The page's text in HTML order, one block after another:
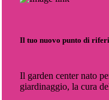
Il tuo nuovo punto di
Il garden center nato
giardinaggio, la cura